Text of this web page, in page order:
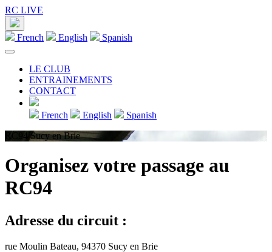
RC LIVE
French English Spanish
LE CLUB
ENTRAINEMENTS
CONTACT
French English
Spanish
RC94 Sucy en Brie
Organisez votre passage au
RC94
Adresse du circuit :
rue Moulin Bateau, 94370 Sucy en Brie